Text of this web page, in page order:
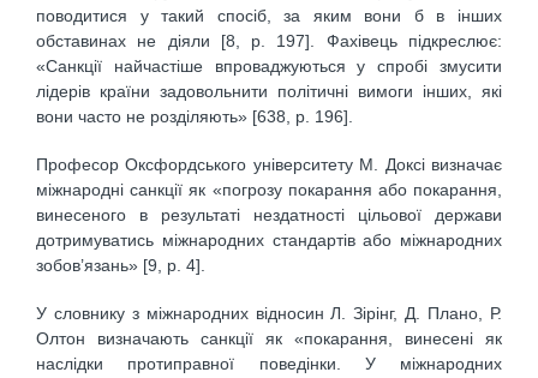
поводитися у такий спосіб, за яким вони б в інших
обставинах не діяли [8, р. 197]. Фахівець підкреслює:
«Санкції найчастіше впроваджуються у спробі змусити
лідерів країни задовольнити політичні вимоги інших, які
вони часто не розділяють» [638, р. 196].
Професор Оксфордського університету М. Доксі визначає
міжнародні санкції як «погрозу покарання або покарання,
винесеного в результаті нездатності цільової держави
дотримуватись міжнародних стандартів або міжнародних
зобов’язань» [9, р. 4].
У словнику з міжнародних відносин Л. Зірінг, Д. Плано, Р.
Олтон визначають санкції як «покарання, винесені як
наслідки протиправної поведінки. У міжнародних